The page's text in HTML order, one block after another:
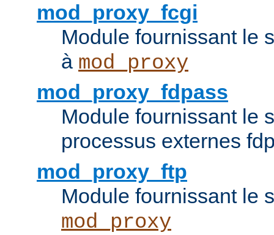
mod_proxy_fcgi
Module fournissant le
à mod_proxy
mod_proxy_fdpass
Module fournissant le
processus externes
mod_proxy_ftp
Module fournissant le
mod_proxy